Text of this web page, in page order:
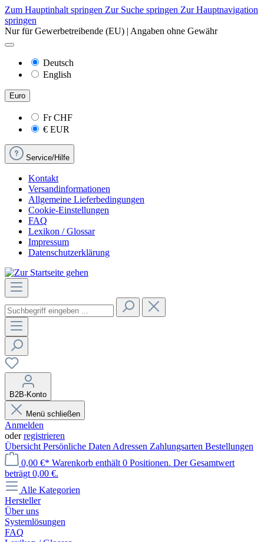
Zum Hauptinhalt springen Zur Suche springen Zur Hauptnavigation
springen
Nur für Gewerbetreibende (EU) | Angaben ohne Gewähr
Deutsch
English
Euro
FrCHF
€ EUR
Service/Hilfe
Kontakt
Versandinformationen
Allgemeine Lieferbedingungen
Cookie-Einstellungen
FAQ
Lexikon / Glossar
Impressum
Datenschutzerklärung
B2B-Konto
Menü schließen
Anmelden
oderregistrieren
Übersicht Persönliche Daten Adressen Zahlungsarten Bestellungen
0,00 €* Warenkorb enthält 0 Positionen. Der Gesamtwert
beträgt 0,00 €.
Alle Kategorien
Hersteller
Über uns
Systemlösungen
FAQ